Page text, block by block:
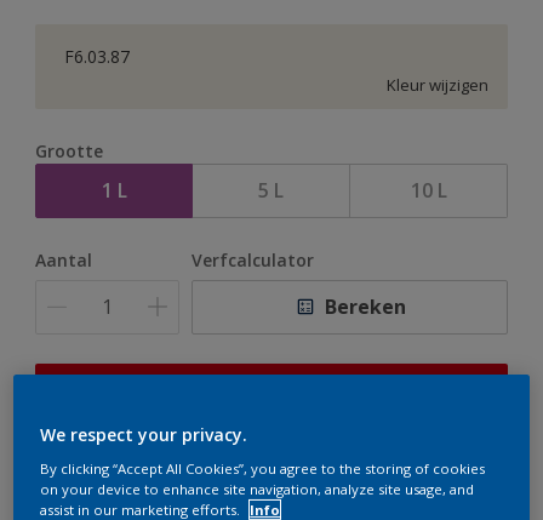
F6.03.87
Kleur wijzigen
Grootte
1 L 5 L 10 L
Aantal Verfcalculator
Bereken
er hard aan om de voorraad aan te vullen.
We respect your privacy.
By clicking “Accept All Cookies”, you agree to the storing of cookies
on your device to enhance site navigation, analyze site usage, and
assist in our marketing efforts.
Info